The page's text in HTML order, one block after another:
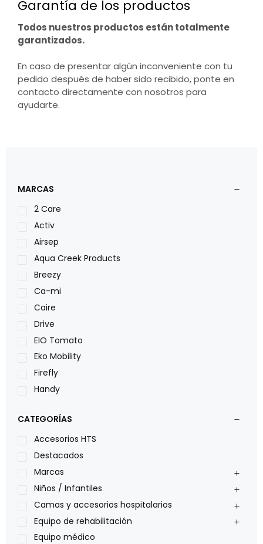
Garantía de los productos
Todos nuestros productos están totalmente
garantizados.
En caso de presentar algún inconveniente con tu
pedido después de haber sido recibido, ponte en
contacto directamente con nosotros para
ayudarte.
MARCAS
2 Care
Activ
Airsep
Aqua Creek Products
Breezy
Ca-mi
Caire
Drive
EIO Tomato
Eko Mobility
Firefly
Handy
Leggero
Lumex
Medical Store
Nidek
Oxiplus
Philips
Pride
Roho
CATEGORÍAS
Accesorios HTS
Destacados
Marcas
Niños / Infantiles
Camas y accesorios hospitalarios
Equipo de rehabilitación
Equipo médico